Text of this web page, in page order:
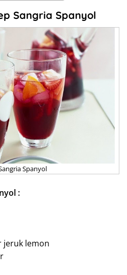
Sangria Spanyol
Spanyol
:
jeruk lemon